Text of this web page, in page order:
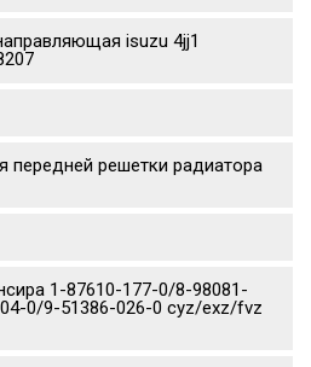
isuzu 4jj1
передней решетки радиатора
1-87610-177-0/8-98081-
0/9-51386-026-0 cyz/exz/fvz